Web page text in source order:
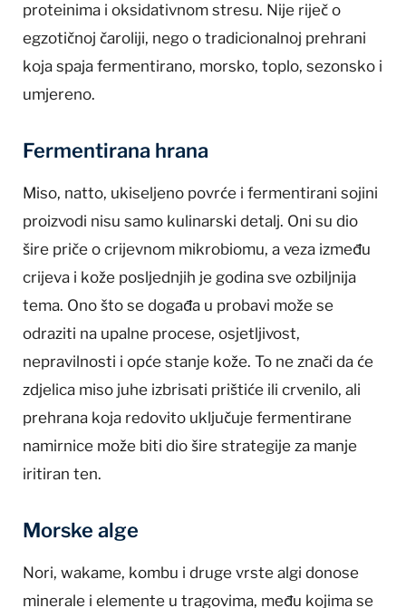
proteinima i oksidativnom stresu. Nije riječ o
egzotičnoj čaroliji, nego o tradicionalnoj prehrani
koja spaja fermentirano, morsko, toplo, sezonsko i
umjereno.
Fermentirana hrana
Miso, natto, ukiseljeno povrće i fermentirani sojini
proizvodi nisu samo kulinarski detalj. Oni su dio
šire priče o crijevnom mikrobiomu, a veza između
crijeva i kože posljednjih je godina sve ozbiljnija
tema. Ono što se događa u probavi može se
odraziti na upalne procese, osjetljivost,
nepravilnosti i opće stanje kože. To ne znači da će
zdjelica miso juhe izbrisati prištiće ili crvenilo, ali
prehrana koja redovito uključuje fermentirane
namirnice može biti dio šire strategije za manje
iritiran ten.
Morske alge
Nori, wakame, kombu i druge vrste algi donose
minerale i elemente u tragovima, među kojima se